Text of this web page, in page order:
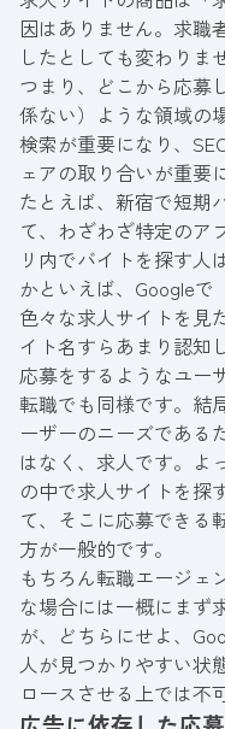
因はありません。求職
したとしても変わりま
つまり、どこから応募
係ない）ような領域の
検索が重要になり、
ェアの取り合いが重要
たとえば、新宿で短期
て、わざわざ特定のア
リ内でバイトを探す人
かといえば、Googleで
色々な求人サイトを見
イト名すらあまり認知
応募をするようなユー
転職でも同様です。結
ーザーのニーズである
はなく、求人です。よ
の中で求人サイトを探
て、そこに応募できる
方が一般的です。
もちろん転職エージェ
な場合には一概にまず
が、どちらにせよ、
人が見つかりやすい状
ロースさせる上では不